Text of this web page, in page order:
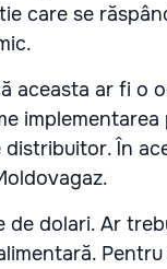
care se
aceasta ar fi o
În
de dolari. Ar